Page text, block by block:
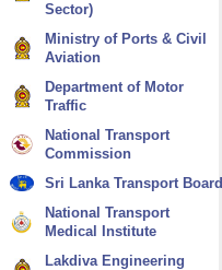
Sector)
Ministry of Ports & Civil
Aviation
Department of Motor
Traffic
National Transport
Commission
Sri Lanka Transport Board
National Transport
Medical Institute
Lakdiva Engineering